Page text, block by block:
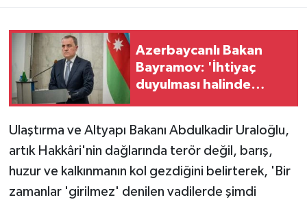
Azerbaycanlı Bakan
Bayramov: 'İhtiyaç
duyulması halinde
hazırız'
Ulaştırma ve Altyapı Bakanı Abdulkadir Uraloğlu,
artık Hakkâri'nin dağlarında terör değil, barış,
huzur ve kalkınmanın kol gezdiğini belirterek, 'Bir
zamanlar 'girilmez' denilen vadilerde şimdi